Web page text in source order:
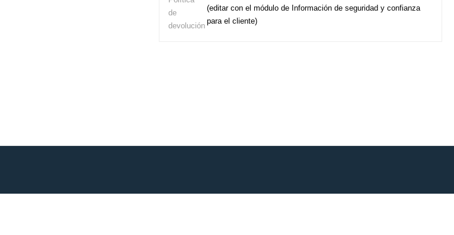
(editar con el módulo de Información de seguridad y confianza
para el cliente)